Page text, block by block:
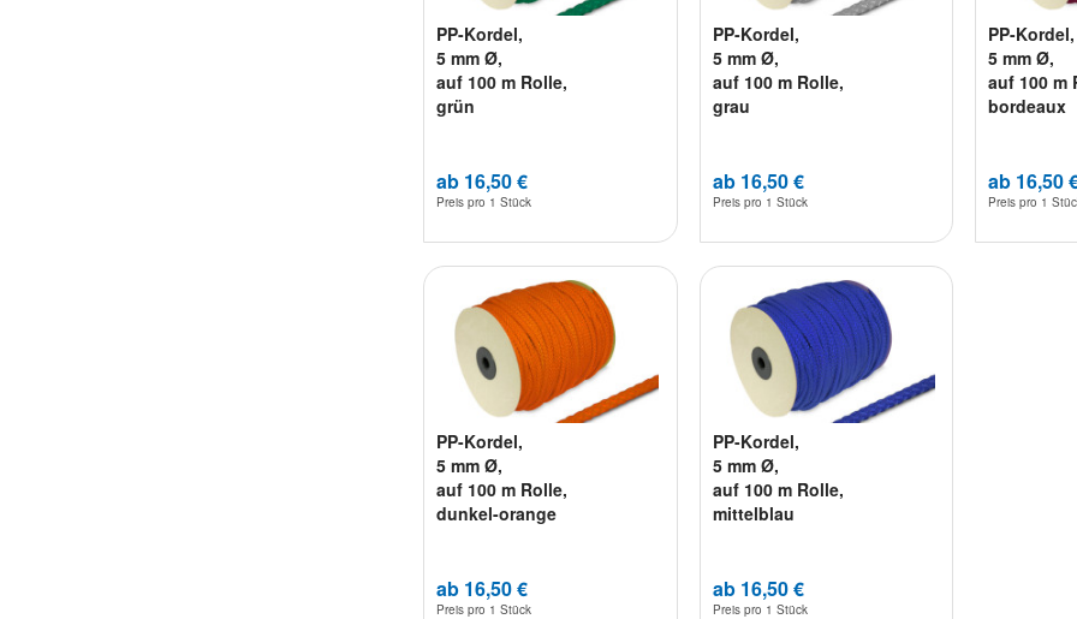
PP-Kordel,
5 mm Ø,
auf 100 m Rolle,
grün
ab 16,50 €
Preis pro 1 Stück
PP-Kordel,
5 mm Ø,
auf 100 m Rolle,
grau
ab 16,50 €
Preis pro 1 Stück
PP-Kordel,
5 mm Ø,
auf 100 m
bordeaux
ab 16,50
Preis pro 1
PP-Kordel,
5 mm Ø,
auf 100 m Rolle,
dunkel-orange
ab 16,50 €
Preis pro 1 Stück
PP-Kordel,
5 mm Ø,
auf 100 m Rolle,
mittelblau
ab 16,50 €
Preis pro 1 Stück